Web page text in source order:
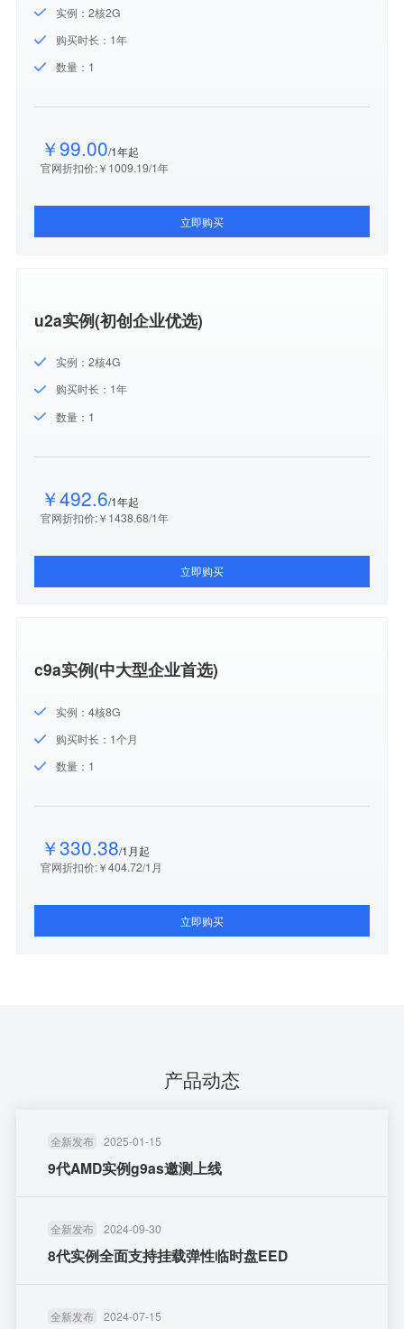
实例：2核2G
购买时长：1年
数量：1
￥99.00/1年起
官网折扣价:￥1009.19/1年
立即购买
u2a实例(初创企业优选)
实例：2核4G
购买时长：1年
数量：1
￥492.6/1年起
官网折扣价:￥1438.68/1年
立即购买
c9a实例(中大型企业首选)
实例：4核8G
购买时长：1个月
数量：1
￥330.38/1月起
官网折扣价:￥404.72/1月
立即购买
产品动态
全新发布 2025-01-15
9代AMD实例g9as邀测上线
全新发布 2024-09-30
8代实例全面支持挂载弹性临时盘EED
全新发布 2024-07-15